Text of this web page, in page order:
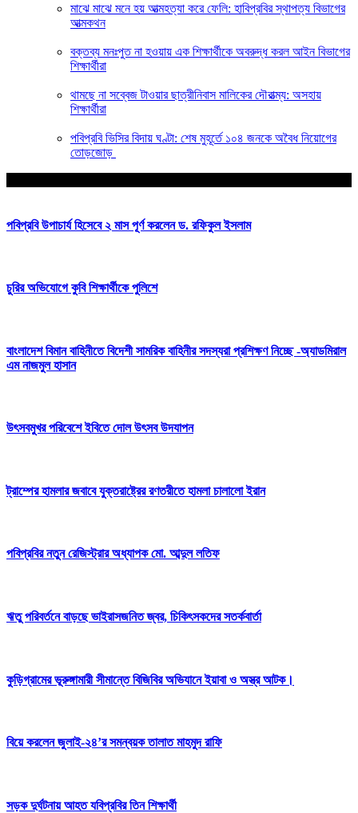
মাঝে মাঝে মনে হয় আত্মহত্যা করে ফেলি: হাবিপ্রবির স্থাপত্য বিভাগের
আত্মকথন
বক্তব্য মনঃপুত না হওয়ায় এক শিক্ষার্থীকে অবরুদ্ধ করল আইন বিভাগের
শিক্ষার্থীরা
থামছে না সব্বেজ টাওয়ার ছাত্রীনিবাস মালিকের দৌরাত্ম্য: অসহায়
শিক্ষার্থীরা
পবিপ্রবি ভিসির বিদায় ঘণ্টা: শেষ মুহূর্তে ১০৪ জনকে অবৈধ নিয়োগের
তোড়জোড়
পবিপ্রবি উপাচার্য হিসেবে ২ মাস পূর্ণ করলেন ড. রফিকুল ইসলাম
চুরির অভিযোগে কুবি শিক্ষার্থীকে পুলিশে
বাংলাদেশ বিমান বাহিনীতে বিদেশী সামরিক বাহিনীর সদস্যরা প্রশিক্ষণ নিচ্ছে -অ্যাডমিরাল
এম নাজমুল হাসান
উৎসবমুখর পরিবেশে ইবিতে দোল উৎসব উদযাপন
ট্রাম্পের হামলার জবাবে যুক্তরাষ্ট্রের রণতরীতে হামলা চালালো ইরান
পবিপ্রবির নতুন রেজিস্ট্রার অধ্যাপক মো. আব্দুল লতিফ
ঋতু পরিবর্তনে বাড়ছে ভাইরাসজনিত জ্বর, চিকিৎসকদের সতর্কবার্তা
কুড়িগ্রামের ভূরুঙ্গামারী সীমান্তে বিজিবির অভিযানে ইয়াবা ও অস্ত্র আটক।
বিয়ে করলেন জুলাই-২৪’র সমন্বয়ক তালাত মাহমুদ রাফি
সড়ক দুর্ঘটনায় আহত যবিপ্রবির তিন শিক্ষার্থী